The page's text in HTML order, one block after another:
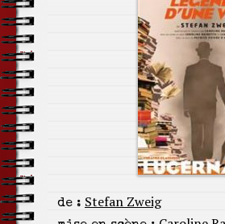
de : Stefan Zweig